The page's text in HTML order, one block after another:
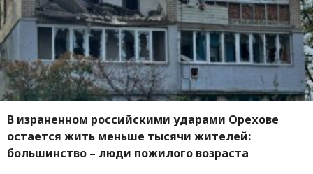
В израненном российскими ударами Орехове
остается жить меньше тысячи жителей:
большинство – люди пожилого возраста